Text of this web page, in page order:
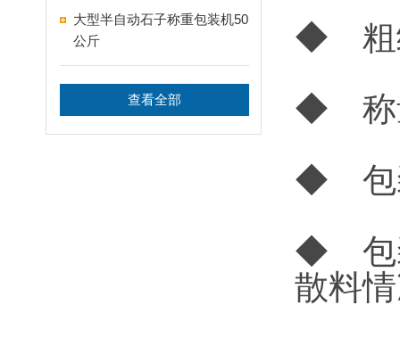
大型半自动石子称重包装机50
公斤
查看全部
◆ 粗
◆ 称
◆ 包
◆ 包
散料